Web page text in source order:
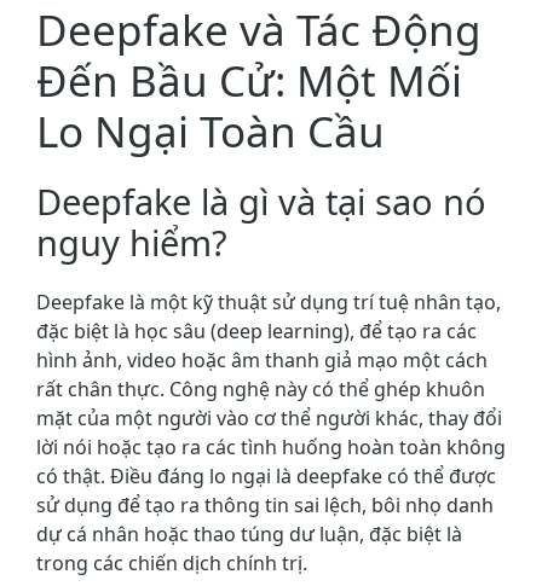
Deepfake và Tác Động
Đến Bầu Cử: Một Mối
Lo Ngại Toàn Cầu
Deepfake là gì và tại sao nó
nguy hiểm?
Deepfake là một kỹ thuật sử dụng trí tuệ nhân tạo,
đặc biệt là học sâu (deep learning), để tạo ra các
hình ảnh, video hoặc âm thanh giả mạo một cách
rất chân thực. Công nghệ này có thể ghép khuôn
mặt của một người vào cơ thể người khác, thay đổi
lời nói hoặc tạo ra các tình huống hoàn toàn không
có thật. Điều đáng lo ngại là deepfake có thể được
sử dụng để tạo ra thông tin sai lệch, bôi nhọ danh
dự cá nhân hoặc thao túng dư luận, đặc biệt là
trong các chiến dịch chính trị.